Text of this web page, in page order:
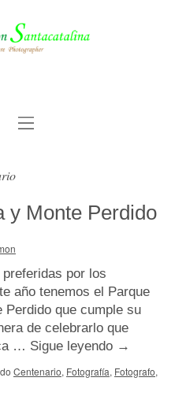
y Monte Perdido
por los
año tenemos el Parque
Perdido que cumple su
de celebrarlo que
… Sigue leyendo →
Centenario, Fotografía, Fotografo,